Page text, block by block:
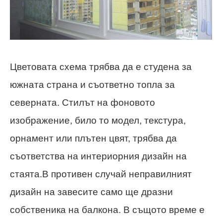
Цветовата схема трябва да е студена за
южната страна и съответно топла за
северната. Стилът на фоновото
изображение, било то модел, текстура,
орнамент или плътен цвят, трябва да
съответства на интериорния дизайн на
стаята.В противен случай неправилният
дизайн на завесите само ще дразни
собственика на балкона. В същото време е